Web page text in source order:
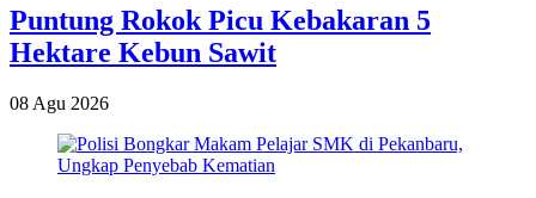
Puntung Rokok Picu Kebakaran 5
Hektare Kebun Sawit
08 Agu 2026